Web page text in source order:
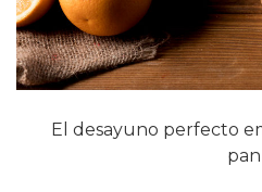
El desayuno perfecto
pan